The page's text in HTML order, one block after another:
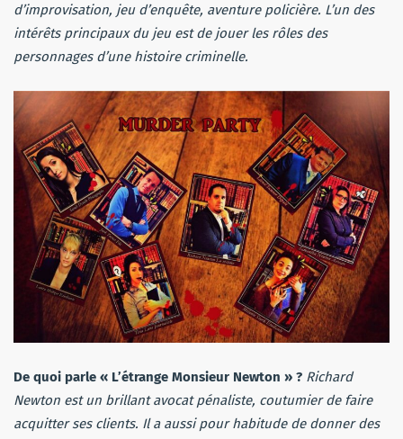
d’improvisation, jeu d’enquête, aventure policière. L’un des
intérêts principaux du jeu est de jouer les rôles des
personnages d’une histoire criminelle.
De quoi parle « L’étrange Monsieur Newton » ? Richard
Newton est un brillant avocat pénaliste, coutumier de faire
acquitter ses clients. Il a aussi pour habitude de donner des